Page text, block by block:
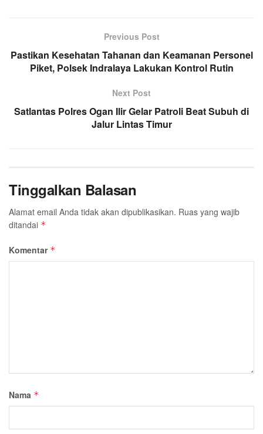
Previous Post
Pastikan Kesehatan Tahanan dan Keamanan Personel
Piket, Polsek Indralaya Lakukan Kontrol Rutin
Next Post
Satlantas Polres Ogan Ilir Gelar Patroli Beat Subuh di
Jalur Lintas Timur
Tinggalkan Balasan
Alamat email Anda tidak akan dipublikasikan. Ruas yang wajib
ditandai *
Komentar *
Nama *